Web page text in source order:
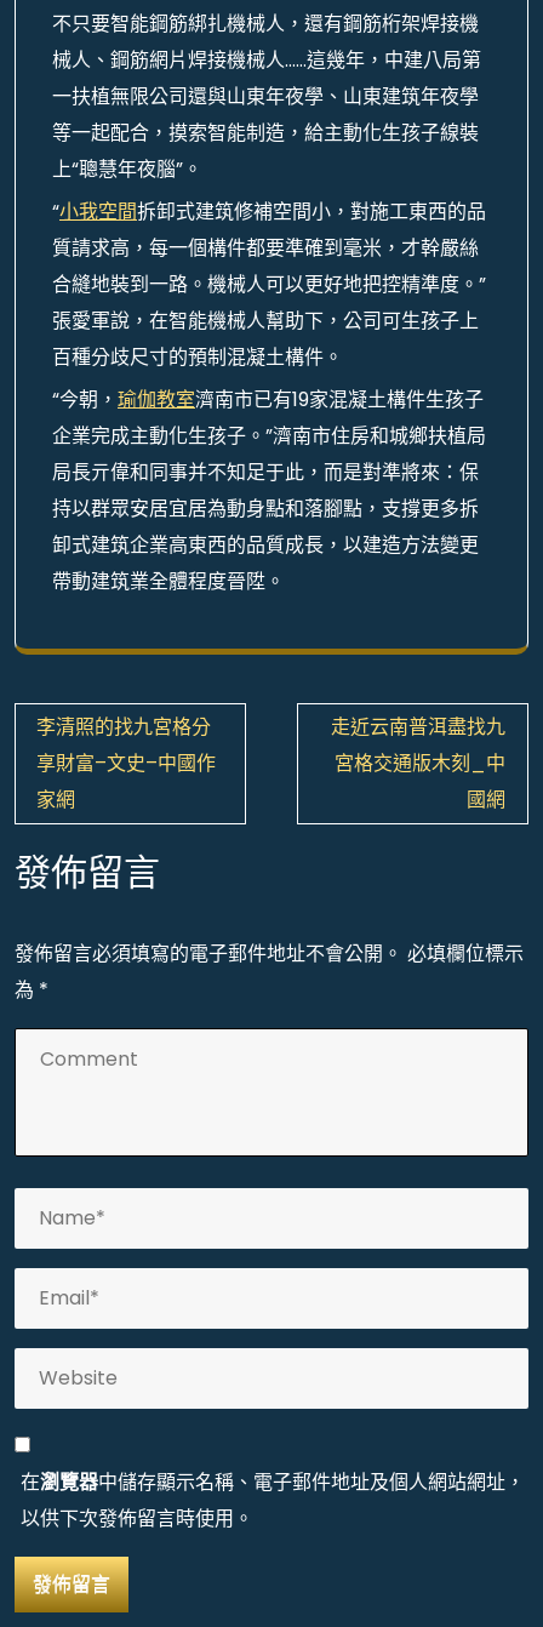
不只要智能鋼筋綁扎機械人，還有鋼筋桁架焊接機
械人、鋼筋網片焊接機械人……這幾年，中建八局第
一扶植無限公司還與山東年夜學、山東建筑年夜學
等一起配合，摸索智能制造，給主動化生孩子線裝
上“聰慧年夜腦”。
“小我空間拆卸式建筑修補空間小，對施工東西的品
質請求高，每一個構件都要準確到毫米，才幹嚴絲
合縫地裝到一路。機械人可以更好地把控精準度。”
張愛軍說，在智能機械人幫助下，公司可生孩子上
百種分歧尺寸的預制混凝土構件。
“今朝， 瑜伽教室濟南市已有19家混凝土構件生孩子
企業完成主動化生孩子。”濟南市住房和城鄉扶植局
局長亓偉和同事并不知足于此，而是對準將來：保
持以群眾安居宜居為動身點和落腳點，支撐更多拆
卸式建筑企業高東西的品質成長，以建造方法變更
帶動建筑業全體程度晉陞。
文
章
導
覽
李清照的找九宮格分
享財富–文史–中國作
家網
走近云南普洱盡找九
宮格交通版木刻_中
國網
發佈留言
發佈留言必須填寫的電子郵件地址不會公開。 必填欄位標示
為 *
在瀏覽器中儲存顯示名稱、電子郵件地址及個人網站網址，
以供下次發佈留言時使用。